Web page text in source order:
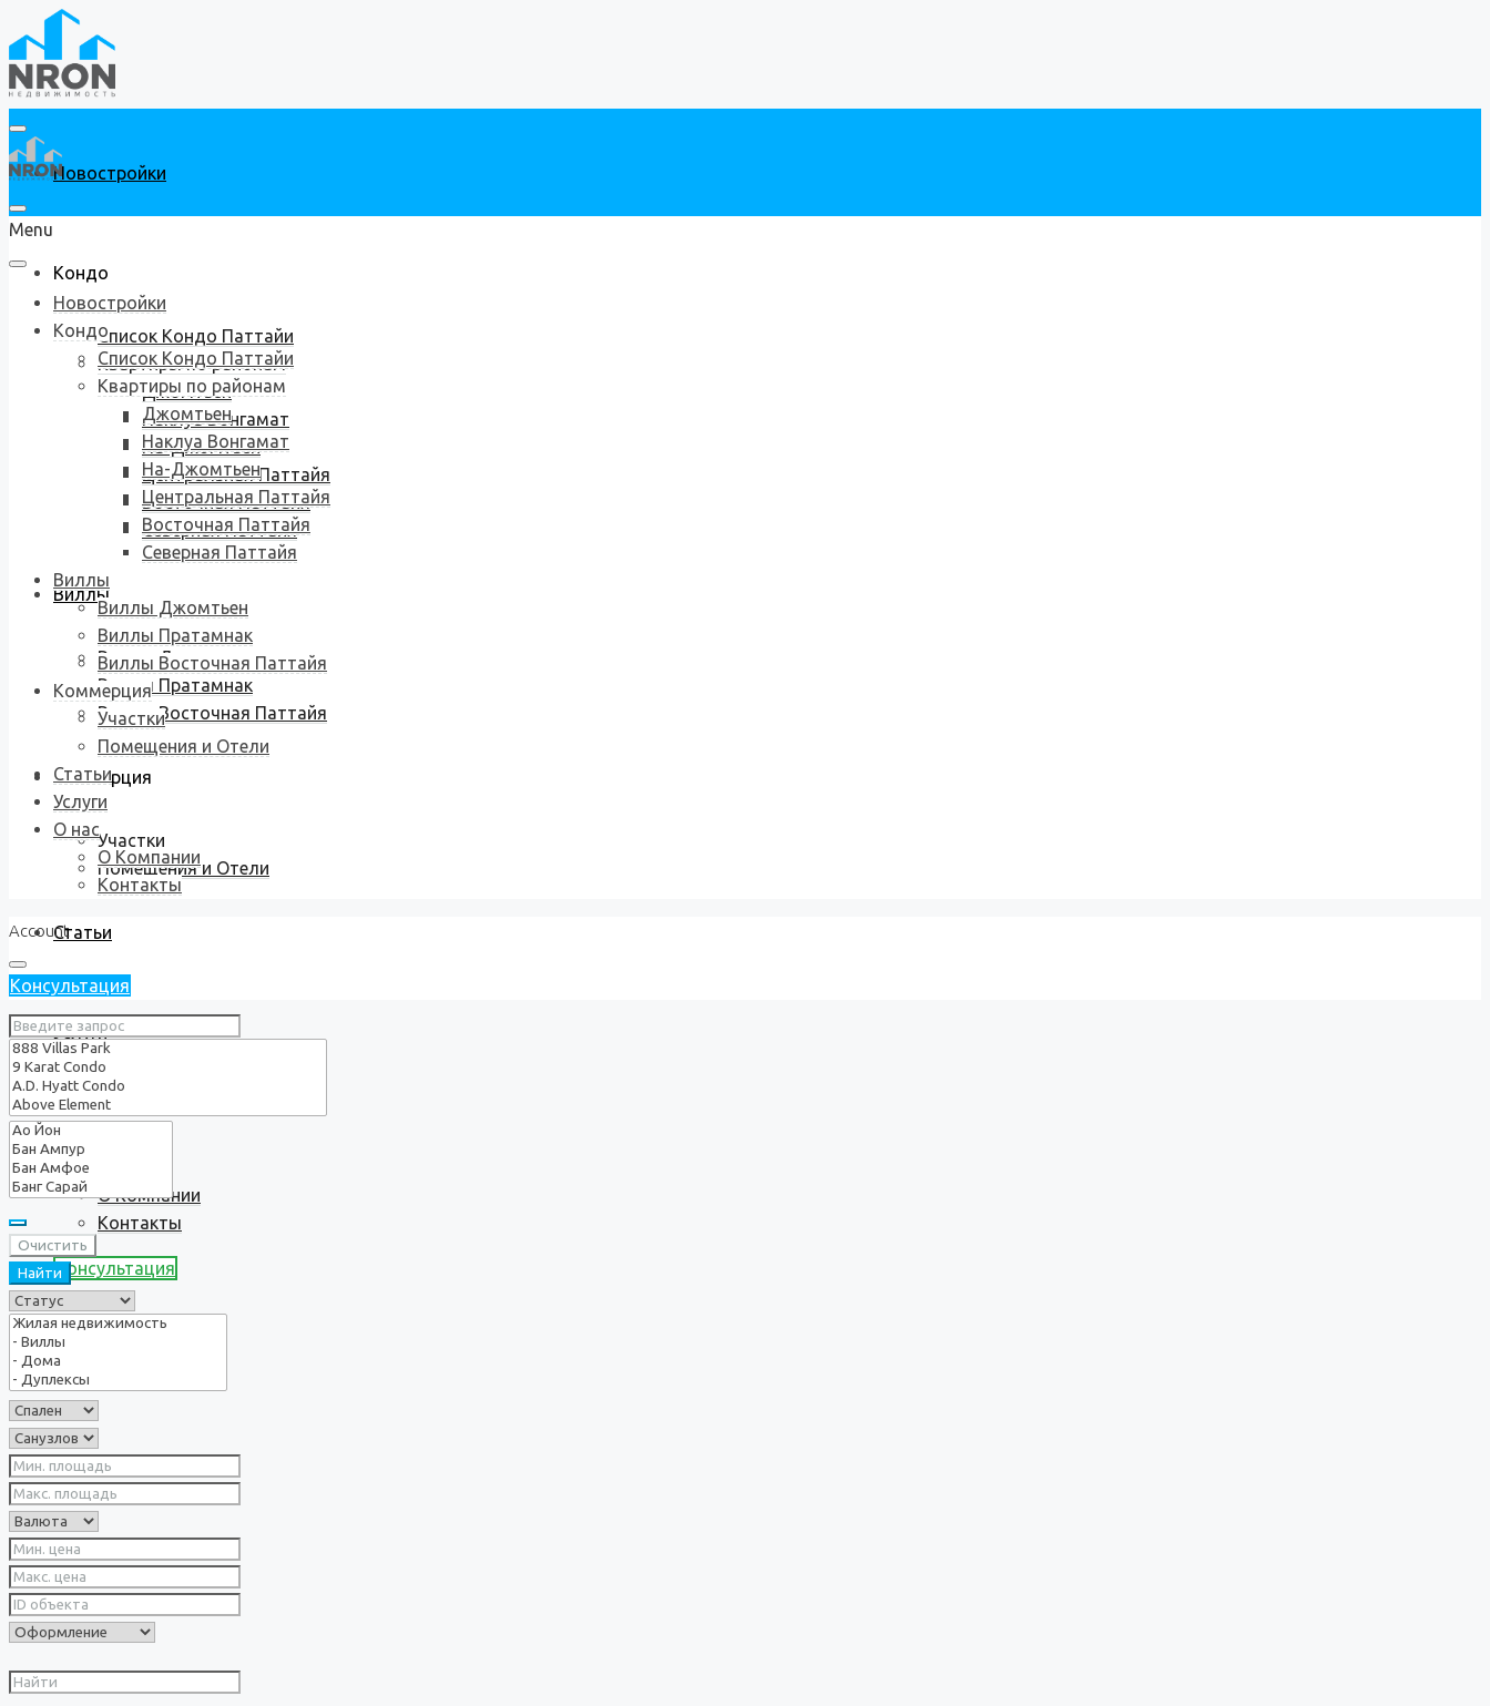
Новостройки
Кондо
Список Кондо Паттайи
Квартиры по районам
Джомтьен
Наклуа Вонгамат
На-Джомтьен
Центральная Паттайя
Восточная Паттайя
Северная Паттайя
Виллы
Виллы Джомтьен
Виллы Пратамнак
Виллы Восточная Паттайя
Коммерция
Участки
Помещения и Отели
Статьи
Услуги
О нас
О Компании
Контакты
Консультация
Menu
Новостройки
Кондо
Список Кондо Паттайи
Квартиры по районам
Джомтьен
Наклуа Вонгамат
На-Джомтьен
Центральная Паттайя
Восточная Паттайя
Северная Паттайя
Виллы
Виллы Джомтьен
Виллы Пратамнак
Виллы Восточная Паттайя
Коммерция
Участки
Помещения и Отели
Статьи
Услуги
О нас
О Компании
Контакты
Account
Консультация
Очистить
Найти